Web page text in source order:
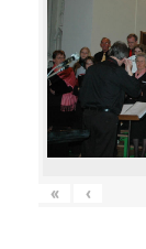
« ‹